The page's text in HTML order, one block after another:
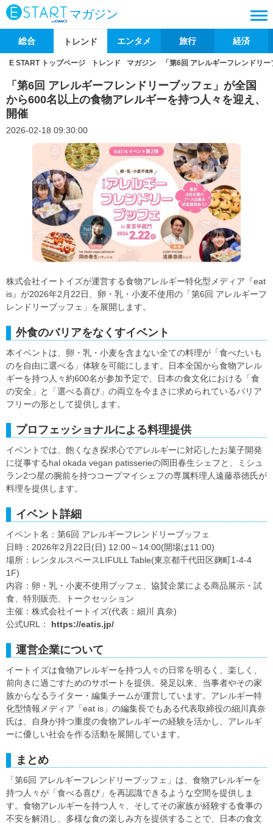
マガジン
総合 トレンド エンタメ 旅行 経済
E START トップページ トレンド マガジン 「第6回 アレルギーフレンドリ
「第6回 アレルギーフレンドリーブッフェ」が全国
から600名以上の食物アレルギーを持つ人々を迎え、
開催
2026-02-18 09:30:00
株式会社イートイズが運営する食物アレルギー特化型メディア『eat
is』が2026年2月22日、卵・乳・小麦不使用の「第6回 アレルギーフ
レンドリーブッフェ」を展開します。
外食のバリアをなくすイベント
本イベントは、卵・乳・小麦を含まない全ての料理が「食べたいも
のを自由に選べる」体験を可能にします。日本全国から食物アレル
ギーを持つ人々約600名が参加予定で、日本の食文化における「食
の安全」と「選べる喜び」の両立を今まさに求められているバリア
フリーの形として提供します。
プロフェッショナルによる料理提供
イベントでは、飽くなき探求心でアレルギーに対応したお菓子開発
に従事するhal okada vegan patisserieの岡田春生シェフと、ミシュ
ラン2つ星の腕前を持つコープマイシェフの専属料理人遠藤恭徳氏が
料理を提供します。
イベント詳細
イベント名：第6回 アレルギーフレンドリーブッフェ
日時：2026年2月22日(日) 12:00～14:00(開場は11:00)
場所：レンタルスペースLIFULL Table(東京都千代田区麹町1-4-4
1F)
内容：卵・乳・小麦不使用ブッフェ、協賛企業による商品展示・試
食、特別販売、トークセッション
主催：株式会社イートイズ(代表：細川 真奈)
公式URL： https://eatis.jp/
運営企業について
イートイズは食物アレルギーを持つ人々の日常を明るく、楽しく、
前向きに過ごすためのサポートを提供。発足以来、当事者やその家
族からなるライター・編集チームが運営しています。アレルギー特
化型情報メディア「eat is」の編集長でもある代表取締役の細川真奈
氏は、自身が持つ重度の食物アレルギーの経験を活かし、アレルギ
ーに優しい社会を作る活動を展開しています。
まとめ
「第6回 アレルギーフレンドリーブッフェ」は、食物アレルギーを
持つ人々が「食べる喜び」を再認識できるような空間を提供しま
す。食物アレルギーを持つ人々、そしてその家族が経験する食事の
不安を解消し、多様な食の楽しみ方を提供することで、日本の食文